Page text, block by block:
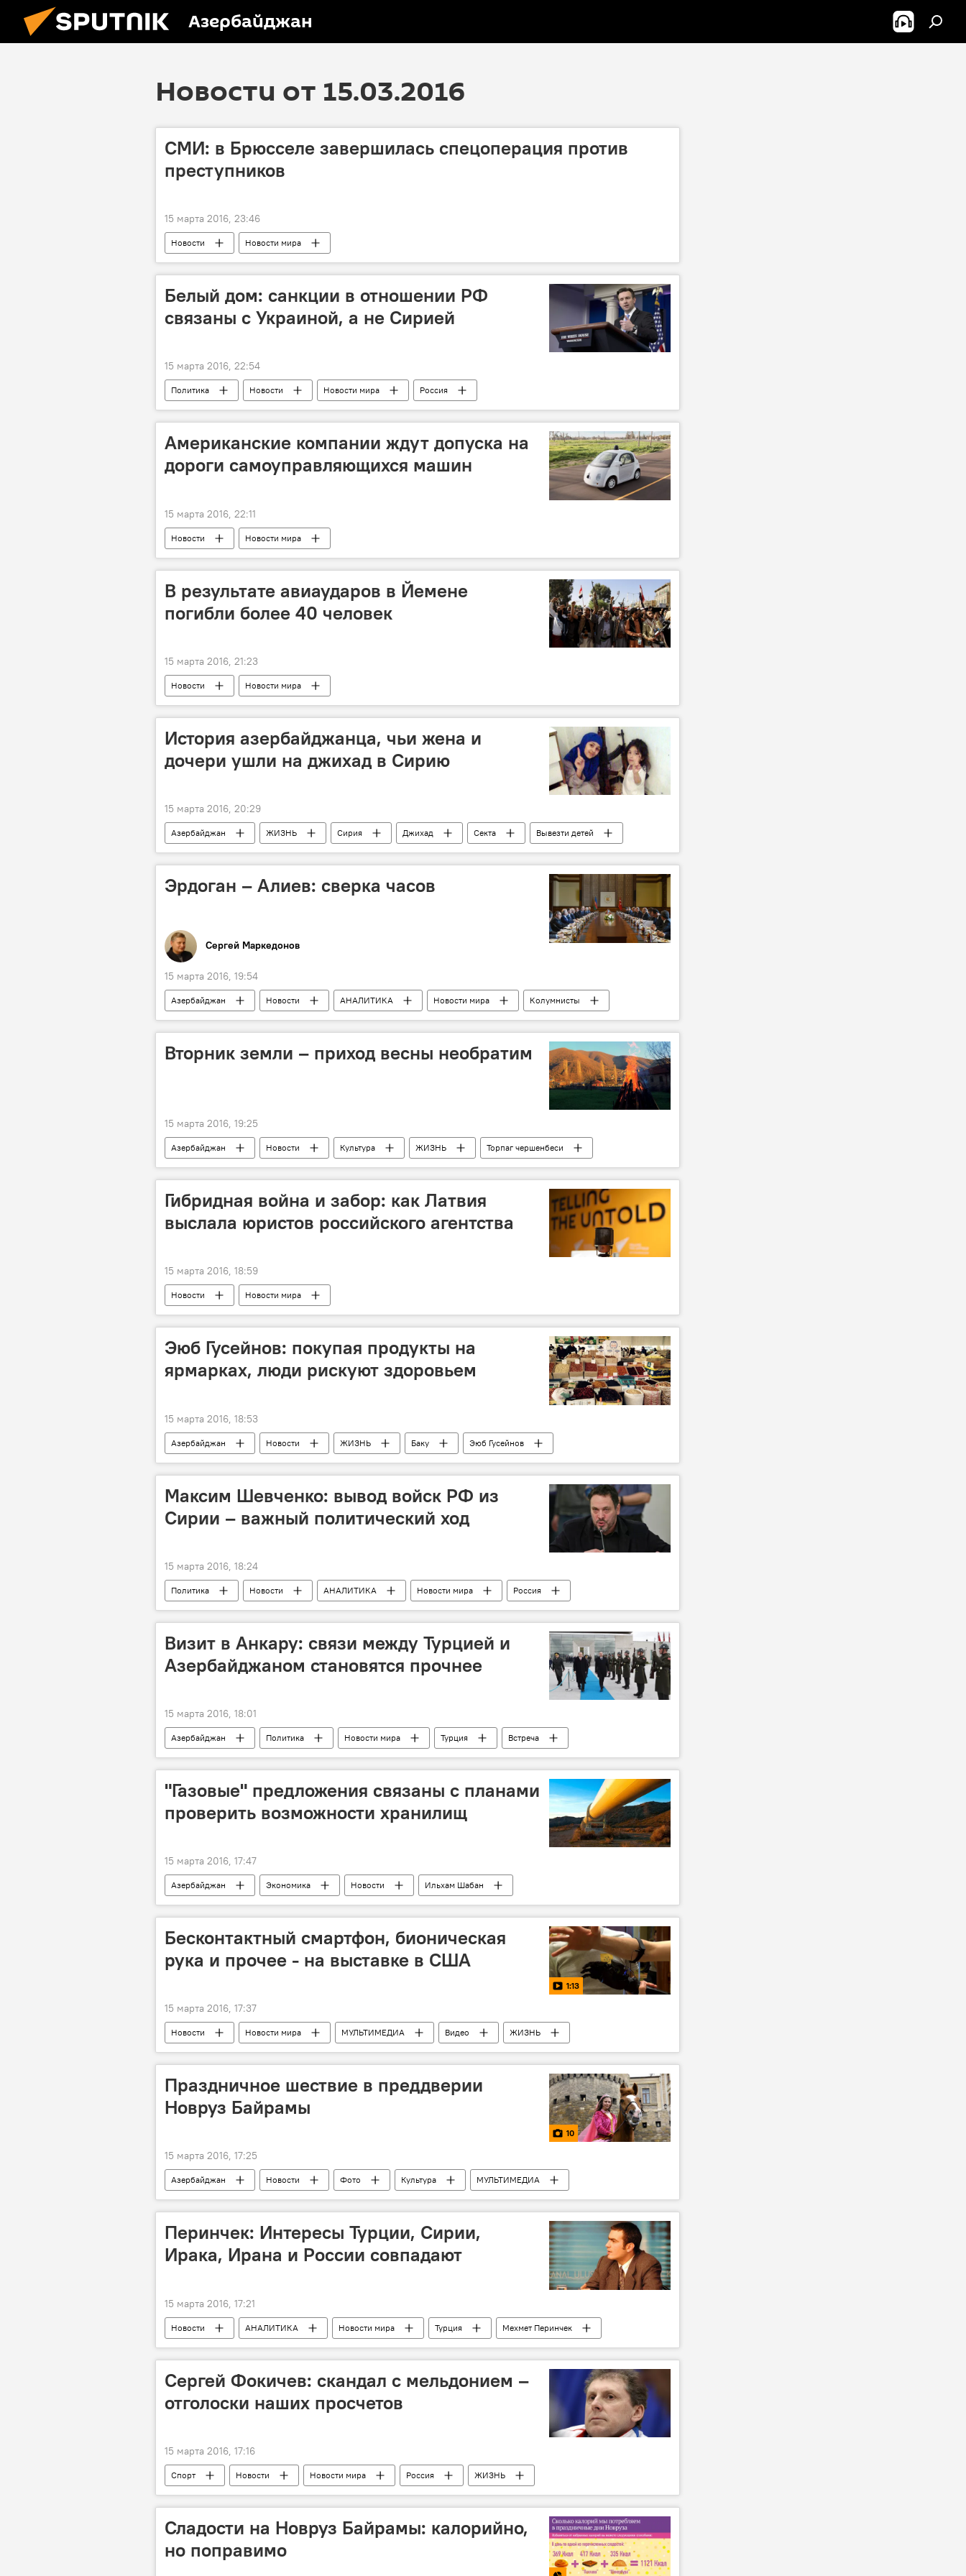
Азербайджан
Новости от 15.03.2016
СМИ: в Брюсселе завершилась спецоперация против
преступников
15 марта 2016, 23:46
Новости Новости мира
Белый дом: санкции в отношении РФ
связаны с Украиной, а не Сирией
15 марта 2016, 22:54
Политика Новости Новости мира Россия
Американские компании ждут допуска на
дороги самоуправляющихся машин
15 марта 2016, 22:11
Новости Новости мира
В результате авиаударов в Йемене
погибли более 40 человек
15 марта 2016, 21:23
Новости Новости мира
История азербайджанца, чьи жена и
дочери ушли на джихад в Сирию
15 марта 2016, 20:29
Азербайджан ЖИЗНЬ Сирия Джихад Секта Вывезти детей
Эрдоган – Алиев: сверка часов
Сергей Маркедонов
15 марта 2016, 19:54
Азербайджан Новости АНАЛИТИКА Новости мира
Колумнисты
Турция
Сергей Маркедонов
Вторник земли – приход весны необратим
15 марта 2016, 19:25
Азербайджан Новости Культура ЖИЗНЬ Торпаг чершенбеси
Гибридная война и забор: как Латвия
выслала юристов российского агентства
15 марта 2016, 18:59
Новости Новости мира
Эюб Гусейнов: покупая продукты на
ярмарках, люди рискуют здоровьем
15 марта 2016, 18:53
Азербайджан Новости ЖИЗНЬ Баку
Эюб Гусейнов
Пресс-центр Sputnik
Цены Потребительский рынок Подделки
Максим Шевченко: вывод войск РФ из
Сирии – важный политический ход
15 марта 2016, 18:24
Политика Новости АНАЛИТИКА Новости мира
Россия
Сирия
Максим Шевченко Вывод войск
Визит в Анкару: связи между Турцией и
Азербайджаном становятся прочнее
15 марта 2016, 18:01
Азербайджан Политика Новости мира Турция
Встреча
Подписание
"Газовые" предложения связаны c планами
проверить возможности хранилищ
15 марта 2016, 17:47
Азербайджан Экономика Новости
Ильхам Шабан
Государственная нефтяная компания АР
Закачка ПГХ
Бесконтактный смартфон, бионическая
рука и прочее - на выставке в США
1:13
15 марта 2016, 17:37
Новости Новости мира МУЛЬТИМЕДИА Видео ЖИЗНЬ
Праздничное шествие в преддверии
Новруз Байрамы
10
15 марта 2016, 17:25
Азербайджан Новости Фото Культура
МУЛЬТИМЕДИА
ЖИЗНЬ
Баку Шествие Праздник Новруз Байрам
Перинчек: Интересы Турции, Сирии,
Ирака, Ирана и России совпадают
15 марта 2016, 17:21
Новости АНАЛИТИКА Новости мира Турция
Мехмет Перинчек
Теракт
Сергей Фокичев: скандал с мельдонием –
отголоски наших просчетов
15 марта 2016, 17:16
Спорт Новости Новости мира Россия ЖИЗНЬ
Сладости на Новруз Байрамы: калорийно,
но поправимо